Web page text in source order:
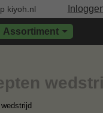
kiyoh.nl
Assortiment